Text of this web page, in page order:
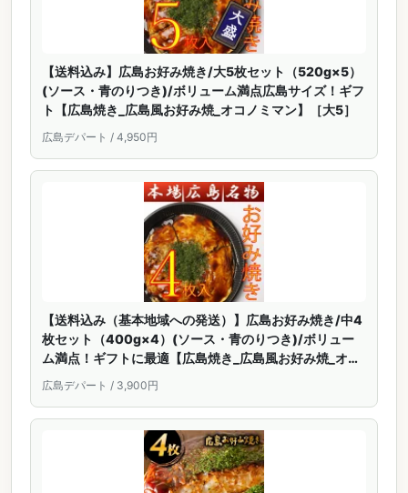
【送料込み】広島お好み焼き/大5枚セット（520g×5）
(ソース・青のりつき)/ボリューム満点広島サイズ！ギフ
ト【広島焼き_広島風お好み焼_オコノミマン】［大5］
広島デパート / 4,950円
【送料込み（基本地域への発送）】広島お好み焼き/中4
枚セット（400g×4）(ソース・青のりつき)/ボリュー
ム満点！ギフトに最適【広島焼き_広島風お好み焼_オコ
ノミマン】［中4］
広島デパート / 3,900円